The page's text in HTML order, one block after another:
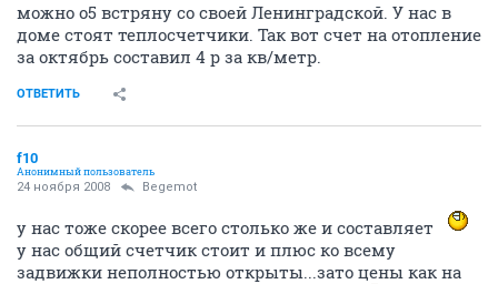
можно о5 встряну со своей Ленинградской. У нас в
доме стоят теплосчетчики. Так вот счет на отопление
за октябрь составил 4 р за кв/метр.
ОТВЕТИТЬ
f10
Анонимный пользователь
24 ноября 2008 Begemot
у нас тоже скорее всего столько же и составляет
у нас общий счетчик стоит и плюс ко всему
задвижки неполностью открыты...зато цены как на